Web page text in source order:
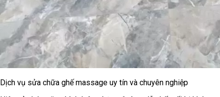
Dịch vụ sửa chữa ghế massage uy tín và chuyên nghiệp